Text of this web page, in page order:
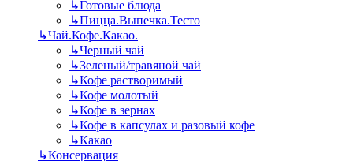
↳Готовые блюда
↳Пицца.Выпечка.Тесто
↳Чай.Кофе.Какао.
↳Черный чай
↳Зеленый/травяной чай
↳Кофе растворимый
↳Кофе молотый
↳Кофе в зернах
↳Кофе в капсулах и разовый кофе
↳Какао
↳Консервация